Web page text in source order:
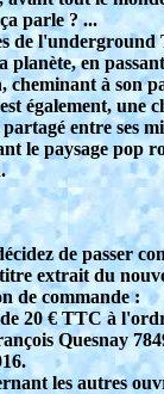
parle ? ...
de l'underground
planète, en
cheminant à son
également, une
entre ses
le paysage pop
de passer
extrait du
de commande :
20 € TTC à
Quesnay
les autres